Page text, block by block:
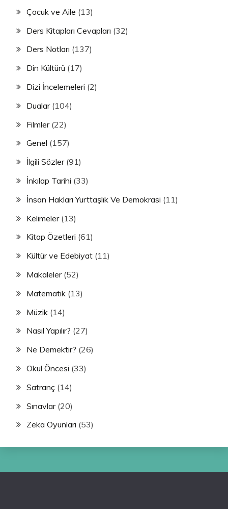
Çocuk ve Aile (13)
Ders Kitapları Cevapları (32)
Ders Notları (137)
Din Kültürü (17)
Dizi İncelemeleri (2)
Dualar(104)
Filmler(22)
Genel (157)
İlgili Sözler(91)
İnkılap Tarihi (33)
İnsan Hakları Yurttaşlık Ve Demokrasi (11)
Kelimeler(13)
Kitap Özetleri (61)
Kültür ve Edebiyat (11)
Makaleler(52)
Matematik (13)
Müzik (14)
Nasıl Yapılır? (27)
Ne Demektir? (26)
Okul Öncesi (33)
Satranç (14)
Sınavlar(20)
Zeka Oyunları (53)